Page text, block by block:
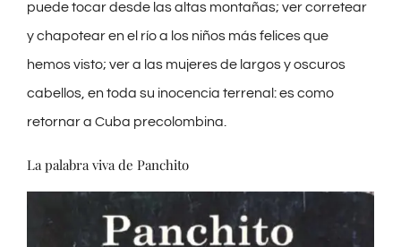
puede tocar desde las altas montañas; ver corretear
y chapotear en el río a los niños más felices que
hemos visto; ver a las mujeres de largos y oscuros
cabellos, en toda su inocencia terrenal: es como
retornar a Cuba precolombina.
La palabra viva de Panchito